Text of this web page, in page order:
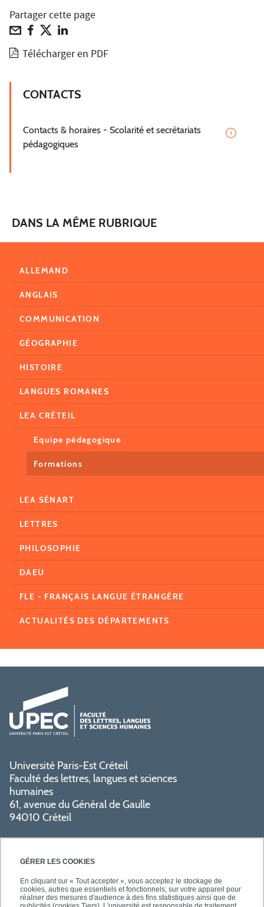
GÉRER LES COOKIES
En cliquant sur « Tout accepter », vous acceptez le stockage de
cookies, autres que essentiels et fonctionnels, sur votre appareil pour
réaliser des mesures d'audience à des fins statistiques ainsi que de
Partager cette page
Télécharger en PDF
CONTACTS
Contacts & horaires - Scolarité et secrétariats
pédagogiques
DANS LA MÊME RUBRIQUE
ALLEMAND
ANGLAIS
COMMUNICATION
GÉOGRAPHIE
HISTOIRE
LANGUES ROMANES
LEA CRÉTEIL
Equipe pédagogique
Formations
LEA SÉNART
LETTRES
PHILOSOPHIE
DAEU
FLE - FRANÇAIS LANGUE ÉTRANGÈRE
ACTUALITÉS DES DÉPARTEMENTS
Université Paris-Est Créteil
Faculté des lettres, langues et sciences
humaines
61, avenue du Général de Gaulle
94010 Créteil